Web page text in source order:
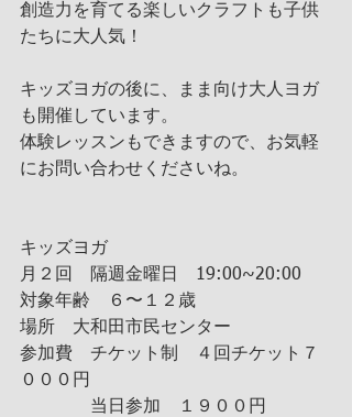
創造力を育てる楽しいクラフトも子供
たちに大人気！
キッズヨガの後に、まま向け大人ヨガ
も開催しています。
体験レッスンもできますので、お気軽
にお問い合わせくださいね。
キッズヨガ
月２回　隔週金曜日　19:00~20:00
対象年齢　６〜１２歳
場所　大和田市民センター
参加費　チケット制　４回チケット７
０００円
当日参加　１９００円